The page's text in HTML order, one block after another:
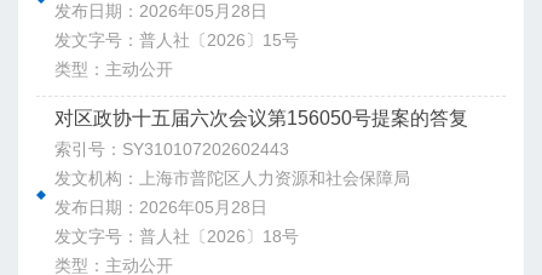
发布日期：2026年05月28日
发文字号：普人社〔2026〕15号
类型：主动公开
对区政协十五届六次会议第156050号提案的答复
索引号：SY310107202602443
发文机构：上海市普陀区人力资源和社会保障局
发布日期：2026年05月28日
发文字号：普人社〔2026〕18号
类型：主动公开